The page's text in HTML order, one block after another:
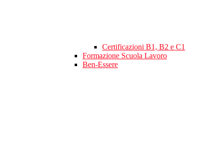
Certificazioni B1, B2 e C1
Formazione Scuola Lavoro
Ben-Essere